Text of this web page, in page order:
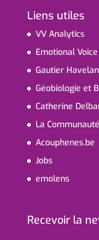
Liens utiles
VV Analytics
Emotional
Gautier
Géobiologie et
Catherine
La
Acouphenes.be
Jobs
emolens
Recevoir la